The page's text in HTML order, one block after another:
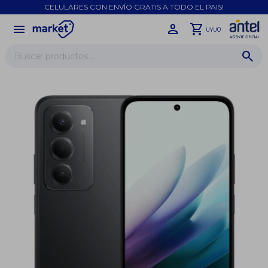
CELULARES CON ENVÍO GRATIS A TODO EL PAIS!
menu UYU0
close